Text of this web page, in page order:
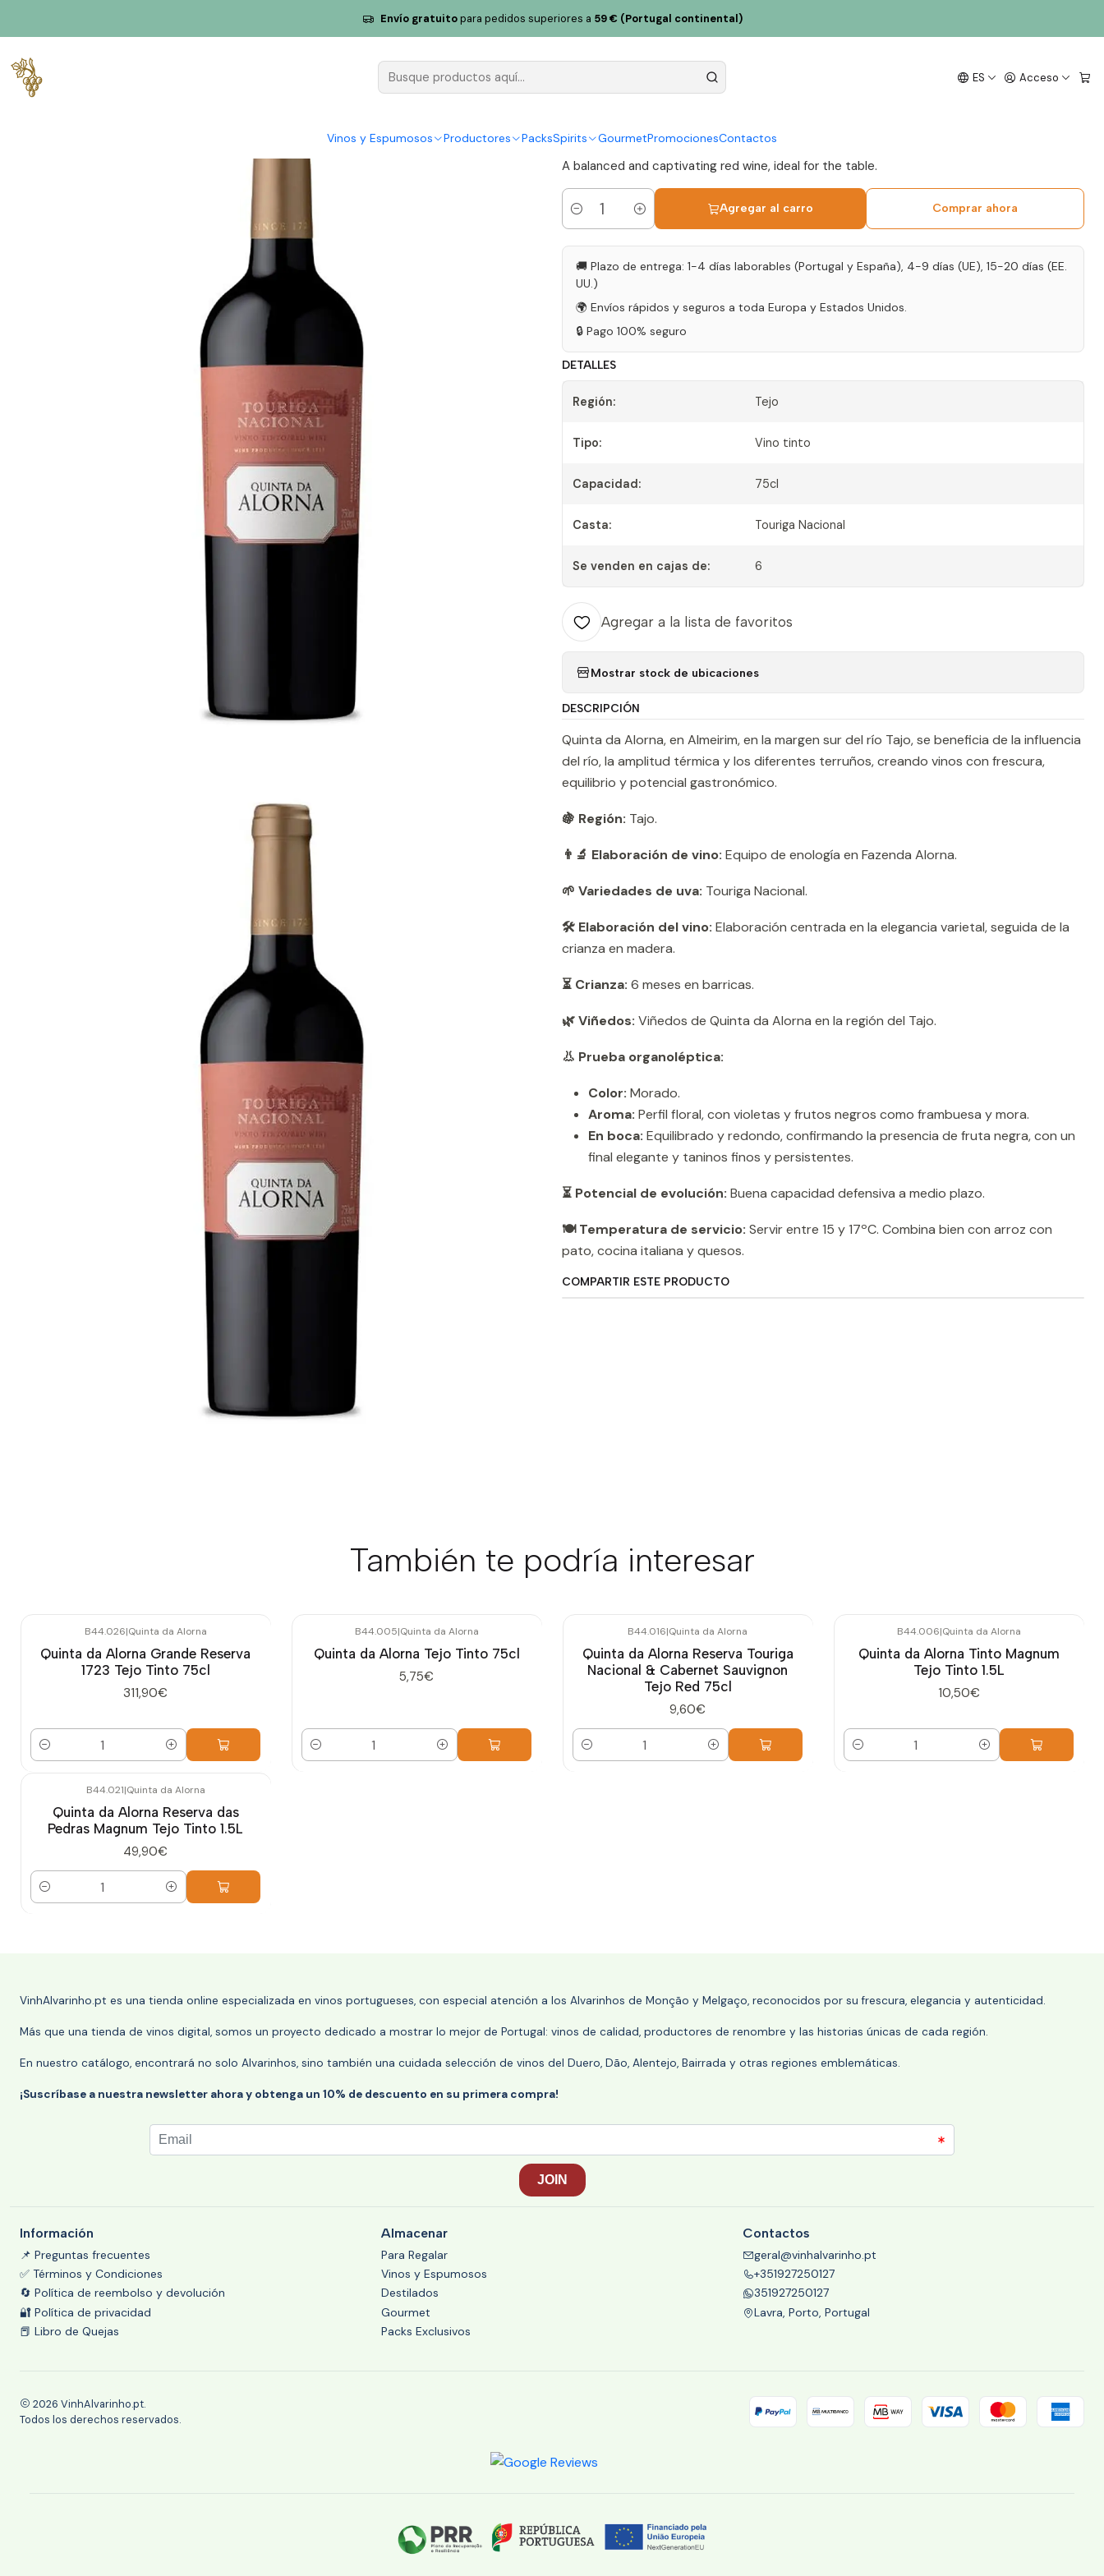
ES Acceso
Vinos y Espumosos Productores PacksSpirits GourmetPromocionesContactos
Envío gratuitopara pedidos superiores a 59 € (Portugal continental)
Quinta da Alorna Touriga Nacional Tejo Red Wine 75cl
Quinta da Alorna Touriga Nacional
|
A balanced and captivating red wine, ideal for the table.
Cantidad
Agregar al carro Comprar ahora
🚚 Plazo de entrega: 1-4 días laborables (Portugal y España), 4-9 días (UE), 15-20 días (EE.
UU.)
🌍 Envíos rápidos y seguros a toda Europa y Estados Unidos.
🔒 Pago 100% seguro
DETALLES
Región: Tejo
Tipo: Vino tinto
Capacidad: 75cl
Casta: Touriga Nacional
Se venden en cajas de: 6
Agregar a la lista de favoritos
Mostrar stock de ubicaciones
DESCRIPCIÓN
Quinta da Alorna, en Almeirim, en la margen sur del río Tajo, se beneficia de la influencia
del río, la amplitud térmica y los diferentes terruños, creando vinos con frescura,
equilibrio y potencial gastronómico.
🍇 Región: Tajo.
👨‍🔬 Elaboración de vino: Equipo de enología en Fazenda Alorna.
🌱 Variedades de uva: Touriga Nacional.
🛠️ Elaboración del vino: Elaboración centrada en la elegancia varietal, seguida de la
crianza en madera.
⏳ Crianza: 6 meses en barricas.
🌿 Viñedos: Viñedos de Quinta da Alorna en la región del Tajo.
👃 Prueba organoléptica:
Color: Morado.
Aroma: Perfil floral, con violetas y frutos negros como frambuesa y mora.
En boca: Equilibrado y redondo, confirmando la presencia de fruta negra, con un
final elegante y taninos finos y persistentes.
⏳ Potencial de evolución: Buena capacidad defensiva a medio plazo.
🍽️ Temperatura de servicio: Servir entre 15 y 17ºC. Combina bien con arroz con
pato, cocina italiana y quesos.
COMPARTIR ESTE PRODUCTO
También te podría interesar
B44.026|Quinta da Alorna
Quinta da Alorna Grande Reserva
1723 Tejo Tinto 75cl
311,90€
Cantidad
B44.005|Quinta da Alorna
Quinta da Alorna Tejo Tinto 75cl
5,75€
Cantidad
B44.016|Quinta da Alorna
Quinta da Alorna Reserva Touriga
Nacional & Cabernet Sauvignon
Tejo Red 75cl
9,60€
Cantidad
B44.006|Quinta da Alorna
Quinta da Alorna Tinto Magnum
Tejo Tinto 1.5L
10,50€
Cantidad
B44.021|Quinta da Alorna
Quinta da Alorna Reserva das
Pedras Magnum Tejo Tinto 1.5L
49,90€
Cantidad
VinhAlvarinho.pt es una tienda online especializada en vinos portugueses, con especial atención a los Alvarinhos de Monção y Melgaço, reconocidos por su frescura, elegancia y autenticidad.
Más que una tienda de vinos digital, somos un proyecto dedicado a mostrar lo mejor de Portugal: vinos de calidad, productores de renombre y las historias únicas de cada región.
En nuestro catálogo, encontrará no solo Alvarinhos, sino también una cuidada selección de vinos del Duero, Dão, Alentejo, Bairrada y otras regiones emblemáticas.
¡Suscríbase a nuestra newsletter ahora y obtenga un 10% de descuento en su primera compra!
Información
📌 Preguntas frecuentes
✅ Términos y Condiciones
🔄 Política de reembolso y devolución
🔐 Política de privacidad
📕 Libro de Quejas
Almacenar
Para Regalar
Vinos y Espumosos
Destilados
Gourmet
Packs Exclusivos
Contactos
geral@vinhalvarinho.pt
+351927250127
351927250127
Lavra, Porto, Portugal
2026 VinhAlvarinho.pt.
Todos los derechos reservados.